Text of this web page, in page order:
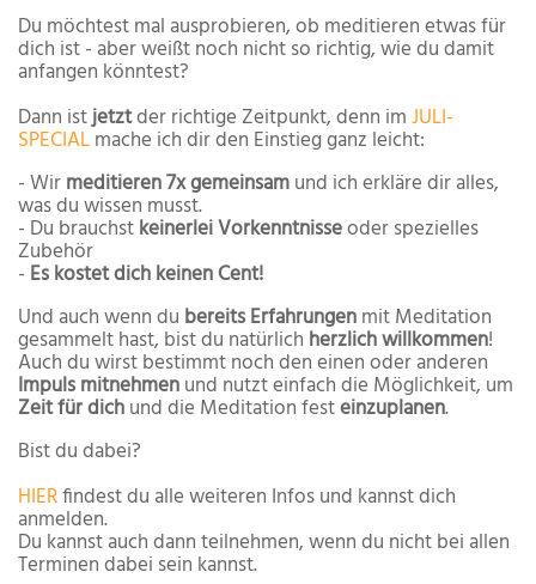
Du möchtest mal ausprobieren, ob meditieren etwas für
dich ist - aber weißt noch nicht so richtig, wie du damit
anfangen könntest?
Dann istjetztder richtige Zeitpunkt, denn imJULI-
SPECIALmache ich dir den Einstieg ganz leicht:
- Wirmeditieren 7x gemeinsamund ich erkläre dir alles,
was du wissen musst.
- Du brauchstkeinerlei Vorkenntnisseoder spezielles
Zubehör
- Es kostet dich keinen Cent!
Und auch wenn du bereits Erfahrungenmit Meditation
gesammelt hast, bist du natürlich herzlich willkommen!
Auch du wirst bestimmt noch den einen oder anderen
Impuls mitnehmenund nutzt einfach die Möglichkeit, um
Zeit für dichund die Meditation festeinzuplanen.
Bist du dabei?
HIERfindest du alle weiteren Infos und kannst dich
anmelden.
Du kannst auch dann teilnehmen, wenn du nicht bei allen
Terminen dabei sein kannst.